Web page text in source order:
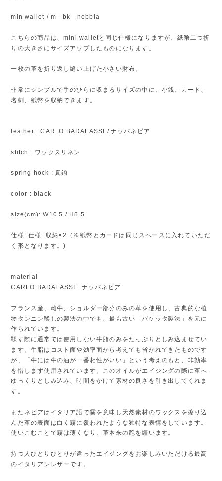
min wallet / m - bk - nebbia
こちらの商品は、mini walletと同じ仕様になりますが、紙幣二つ折
りの大きさにサイズアップしたものになります。
一枚の革を折り返し縫い上げた小さい財布。
非常にシンプルで手のひらに収まるサイズの中に、小銭、カード、
名刺、紙幣を収納できます。
leather : CARLO BADALASSI / ナッパネビア
stitch : ワックスリネン
spring hock : 真鍮
color : black
size(cm): W10.5 / H8.5
仕様: 仕様: 収納×2（※紙幣とカードは同じスペースに入れていただ
く形となります。)
material
CARLO BADALASSI : ナッパネビア
フランス産、雌牛、ショルダー部分のみの革を使用し、古典的な植
物タンニン鞣しの製法の中でも、最も古い「バケッタ製法」を元に
作られています。
鞣す際に通常では使用しない牛脂のみをたっぷりとしみ込ませてい
ます。牛脂はコスト面や効率面から考えても省かれてきたものです
が、「牛には牛の油が一番相性がいい」という考えのもと、非効率
を惜しまず使用されています。このオイルがエイジングの際に革へ
ゆっくりとしみ込み、時間をかけて素材の良さを引き出してくれま
す。
またネビアはイタリア語で霧を意味し天然素材のワックスを擦り込
んだ革の表面は白く霧に覆われたような独特な表情をしています。
使いこむことで霧は薄くなり、革本来の艶を纏います。
持つ人ひとりひとりが違ったエイジングをお楽しみいただける最高
のイタリアンレザーです。